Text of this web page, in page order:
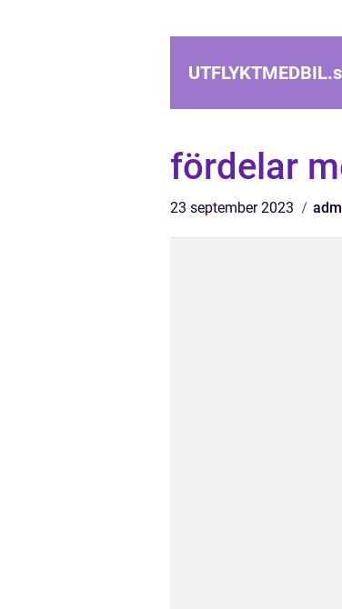
UTFLYKTMEDBIL.
fördelar
23 september 2023